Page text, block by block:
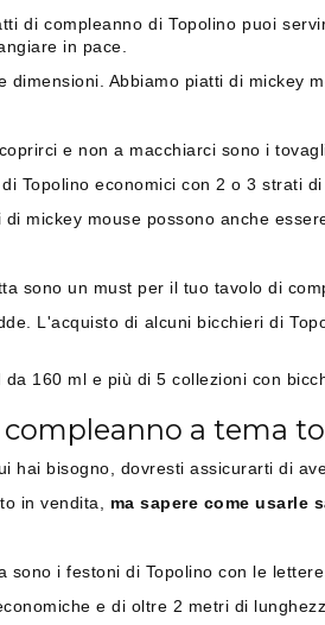
di compleanno di Topolino puoi
in pace.
Abbiamo piatti di mickey
e non a macchiarci sono i
Topolino economici con 2 o 3 strati
mickey mouse possono anche
sono un must per il tuo tavolo di
L'acquisto di alcuni bicchieri di
160 ml e più di 5 collezioni con
a tema
bisogno, dovresti assicurarti di
in vendita, ma sapere come usarle
i festoni di Topolino con le
e di oltre 2 metri di